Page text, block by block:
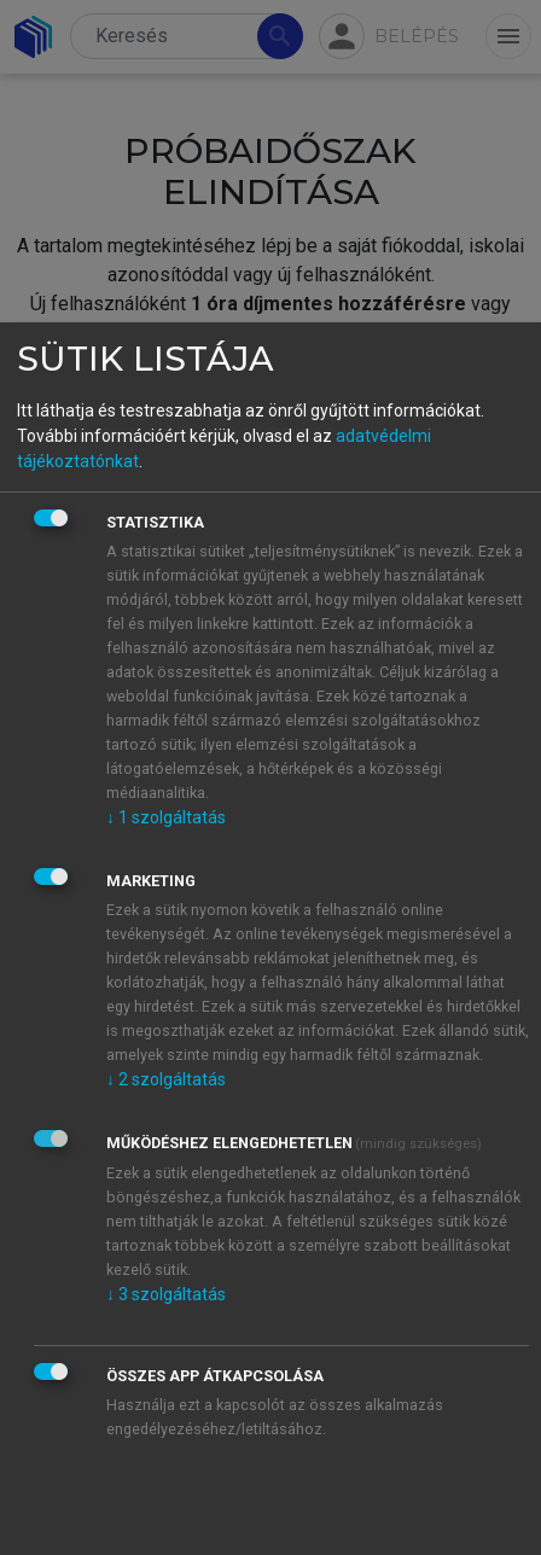
search person BELÉPÉS menu
PRÓBAIDŐSZAK
ELINDÍTÁSA
A tartalom megtekintéséhez lépj be a saját fiókoddal, iskolai
azonosítóddal vagy új felhasználóként.
Új felhasználóként 1 óra díjmentes hozzáférésre vagy
fiókoddal,vagy hozz létre új fiókot.
A regisztráció után apróbaidőszakautomatikusan
BELÉPÉS SAJÁT FIÓKKAL
ÚJ FIÓK LÉTREHOZÁSA
1 óra díjmentes hozzáférés
E-MAIL-CÍM
JELSZÓ
JELSZÓ ÚJRA
Kérek értesítést a MeRSZ újdonságairól, akcióiról.
Kérek értesítést az Akadémiai Kiadó Zrt. újdonságairól,
Adatkezelési tájékoztatóbanfoglaltakat tudomásul
veszem és elfogadom.
Általános vásárlási feltételeket, valamint a szotar.netés a
mersz.huoldalak licencszerződéseiben foglaltakat
tudomásul veszem és elfogadom.
KIPRÓBÁLOM
SÜTIK LISTÁJA
Itt láthatja és testreszabhatja az önről gyűjtött információkat.
További információért kérjük, olvasd el az adatvédelmi
tájékoztatónkat
STATISZTIKA
A statisztikai sütiket „teljesítménysütiknek” is nevezik. Ezek a
sütik információkat gyűjtenek a webhely használatának
módjáról, többek között arról, hogy milyen oldalakat keresett
fel és milyen linkekre kattintott. Ezek az információk a
felhasználó azonosítására nem használhatóak, mivel az
adatok összesítettek és anonimizáltak. Céljuk kizárólag a
weboldal funkcióinak javítása. Ezek közé tartoznak a
harmadik féltől származó elemzési szolgáltatásokhoz
tartozó sütik; ilyen elemzési szolgáltatások a
látogatóelemzések, a hőtérképek és a közösségi
médiaanalitika.
↓ 1 szolgáltatás
MARKETING
Ezek a sütik nyomon követik a felhasználó online
tevékenységét. Az online tevékenységek megismerésével a
hirdetők relevánsabb reklámokat jeleníthetnek meg, és
korlátozhatják, hogy a felhasználó hány alkalommal láthat
egy hirdetést. Ezek a sütik más szervezetekkel és hirdetőkkel
is megoszthatják ezeket az információkat. Ezek állandó sütik,
amelyek szinte mindig egy harmadik féltől származnak.
↓ 2 szolgáltatás
MŰKÖDÉSHEZ ELENGEDHETETLEN (mindig szükséges)
Ezek a sütik elengedhetetlenek az oldalunkon történő
böngészéshez,a funkciók használatához, és a felhasználók
nem tilthatják le azokat. A feltétlenül szükséges sütik közé
tartoznak többek között a személyre szabott beállításokat
kezelő sütik.
↓ 3 szolgáltatás
ÖSSZES APP ÁTKAPCSOLÁSA
Használja ezt a kapcsolót az összes alkalmazás
engedélyezéséhez/letiltásához.